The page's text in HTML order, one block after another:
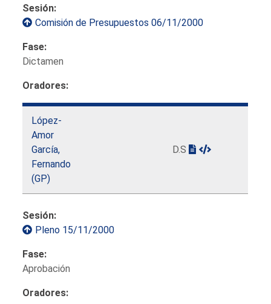
Sesión:
Comisión de Presupuestos 06/11/2000
Fase:
Dictamen
Oradores:
López-
Amor
García,
Fernando
(GP)
D.S
Sesión:
Pleno 15/11/2000
Fase:
Aprobación
Oradores: